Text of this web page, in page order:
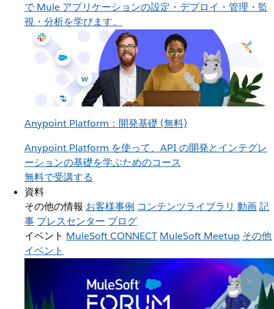
で Mule アプリケーションの設定・デプロイ・管理・監
視・分析を学びます。
Anypoint Platform：開発基礎 (無料)
Anypoint Platform を使って、API の開発とインテグレ
ーションの基礎を学ぶためのコース
無料で受講する
資料
その他の情報 お客様事例 コンテンツライブラリ 動画記
事 プレスセンター ブログ
イベント MuleSoft CONNECT MuleSoft Meetup その他
イベント